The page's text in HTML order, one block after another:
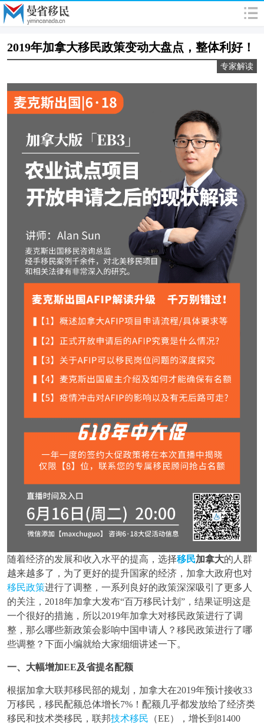
2019年加拿大移民政策变动大盘点，整体利好！
专家解读
随着经济的发展和收入水平的提高，选择移民加拿大的人群
越来越多了，为了更好的提升国家的经济，加拿大政府也对
移民政策进行了调整，一系列良好的政策深深吸引了更多人
的关注，2018年加拿大发布“百万移民计划”，结果证明这是
一个很好的措施，所以2019年加拿大对移民政策进行了调
整，那么哪些新政策会影响中国申请人？移民政策进行了哪
些调整？下面小编就给大家细细讲述一下。
一、大幅增加EE及省提名配额
根据加拿大联邦移民部的规划，加拿大在2019年预计接收33
万移民，移民配额总体增长7%！配额几乎都发放给了经济类
移民和技术类移民，联邦技术移民 （EE），增长到81400